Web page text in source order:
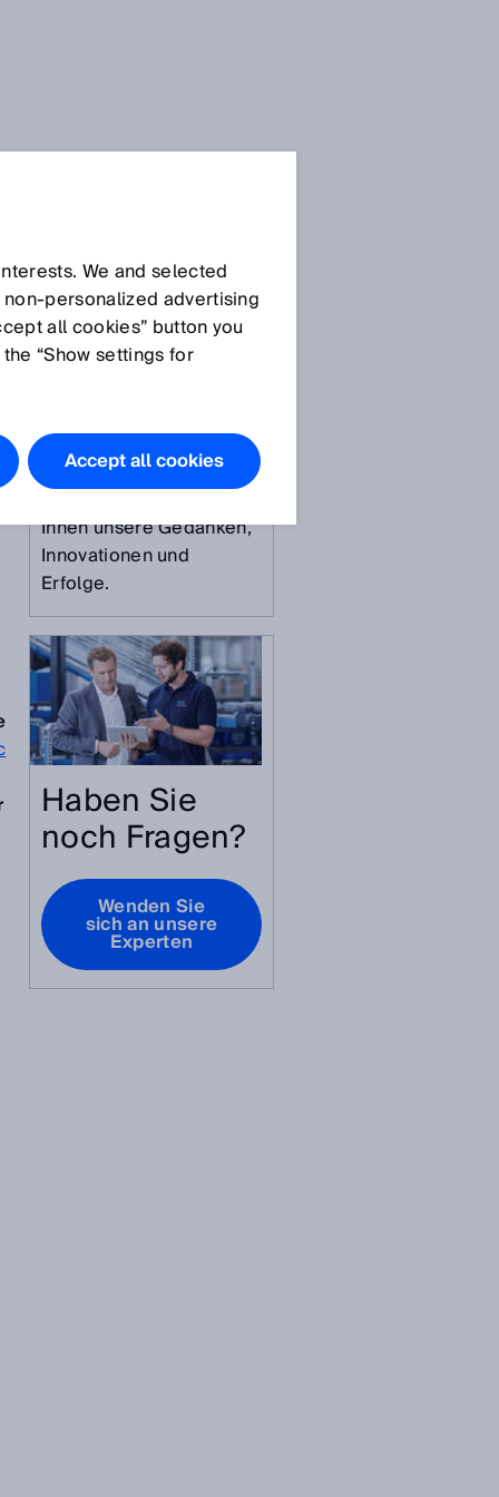
SICK Sensor Blog
dokumentieren wir
unseren Weg in die
Ihnen unsere Gedanken,
Innovationen und
Erfolge.
Haben Sie
noch Fragen?
Wenden Sie
sich an unsere
Experten
We and selected
advertising
all cookies” button you
“Show settings for
Accept all cookies